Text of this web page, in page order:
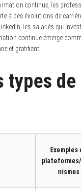
continue, les
à des évolutions de
les salariés qui
continue émerge
et gratifiant.
types
Exemples
nismes